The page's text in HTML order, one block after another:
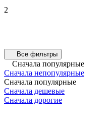
2
Все фильтры
Сначала популярные
Сначала непопулярные
Сначала популярные
Сначала дешевые
Сначала дорогие